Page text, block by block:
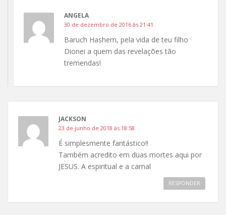
ANGELA
30 de dezembro de 2016 às 21:41
Baruch Hashem, pela vida de teu filho
Dionei a quem das revelações tão
tremendas!
JACKSON
23 de junho de 2018 às 18:58
É simplesmente fantástico!!
Também acredito em duas mortes aqui por
JESUS. A espiritual e a carnal
RESPONDER